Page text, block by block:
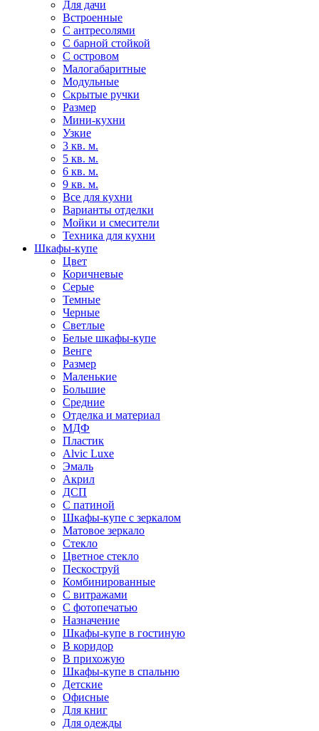
Для дачи
Встроенные
С антресолями
С барной стойкой
С островом
Малогабаритные
Модульные
Скрытые ручки
Размер
Мини-кухни
Узкие
3 кв. м.
5 кв. м.
6 кв. м.
9 кв. м.
Все для кухни
Варианты отделки
Мойки и смесители
Техника для кухни
Шкафы-купе
Цвет
Коричневые
Серые
Темные
Черные
Светлые
Белые шкафы-купе
Венге
Размер
Маленькие
Большие
Средние
Отделка и материал
МДФ
Пластик
Alvic Luxe
Эмаль
Акрил
ДСП
С патиной
Шкафы-купе с зеркалом
Матовое зеркало
Стекло
Цветное стекло
Пескоструй
Комбинированные
С витражами
С фотопечатью
Назначение
Шкафы-купе в гостиную
В коридор
В прихожую
Шкафы-купе в спальню
Детские
Офисные
Для книг
Для одежды